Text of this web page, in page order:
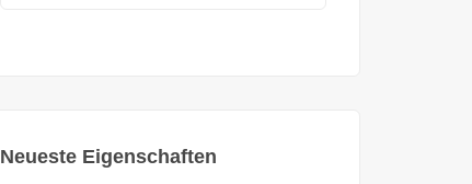
Neueste Eigenschaften